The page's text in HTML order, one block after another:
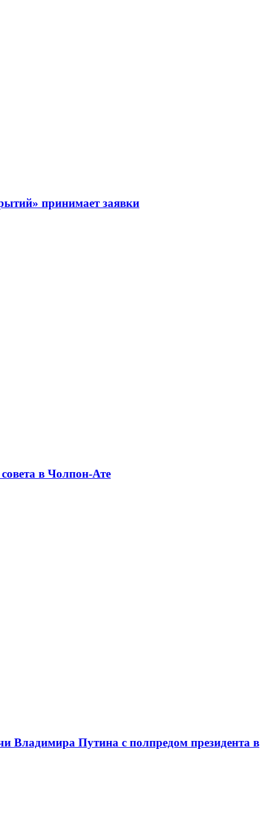
принимает заявки
в Чолпон-Ате
Владимира Путина с полпредом президента в